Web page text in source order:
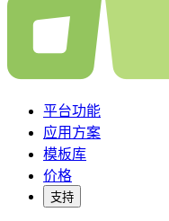
平台功能
应用方案
模板库
价格
支持